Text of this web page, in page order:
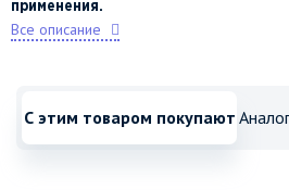
применения.
Все описание
С этим товаром покупают